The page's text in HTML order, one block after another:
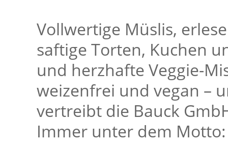
Vollwertige Müslis,
saftige Torten, Kuchen
und herzhafte Veggie-
weizenfrei und vegan –
vertreibt die Bauck
Immer unter dem Motto: